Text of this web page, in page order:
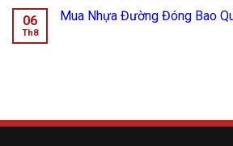
06
Th8
Mua Nhựa Đường Đóng Bao